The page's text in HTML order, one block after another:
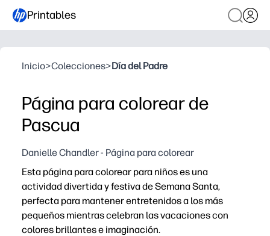
Printables
Inicio>Colecciones>Día del Padre
Página para colorear de
Pascua
Danielle Chandler - Página para colorear
Esta página para colorear para niños es una
actividad divertida y festiva de Semana Santa,
perfecta para mantener entretenidos a los más
pequeños mientras celebran las vacaciones con
colores brillantes e imaginación.